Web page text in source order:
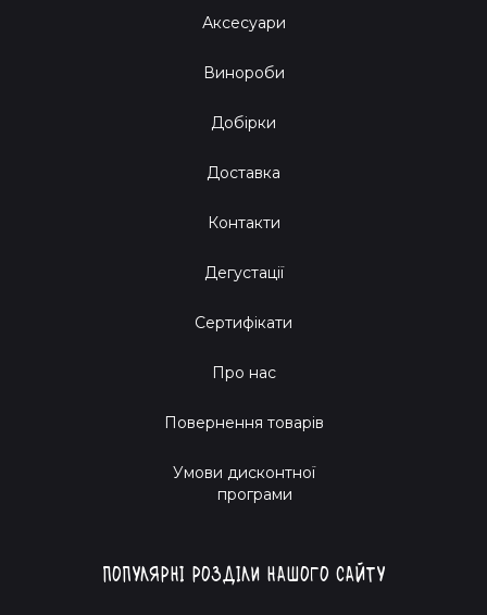
Аксесуари
Винороби
Добірки
Доставка
Контакти
Дегустації
Сертифікати
Про нас
Повернення товарів
Умови дисконтної
програми
Популярні розділи нашого сайту